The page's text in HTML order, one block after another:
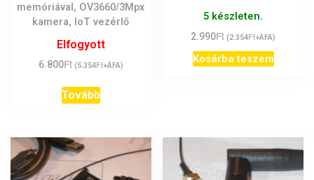
memóriával, OV3660/3Mpx
kamera, IoT vezérlő
Elfogyott
6.800Ft (5.354Ft+ÁFA)
Tovább
5 készleten.
2.990Ft (2.354Ft+ÁFA)
Kosárba teszem